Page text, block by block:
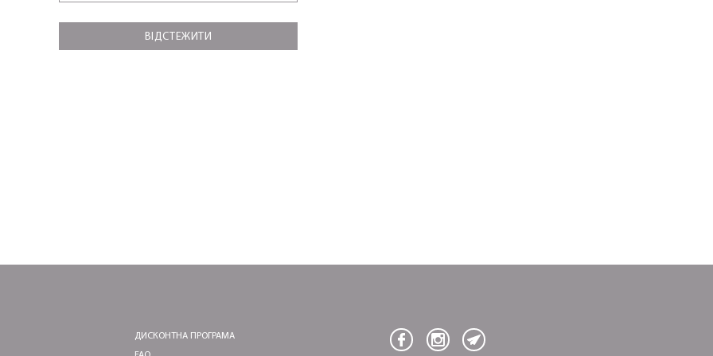
ВІДСТЕЖИТИ
ДИСКОНТНА ПРОГРАМА
ЛАСКАВО ПРОСИМО ДО NOSOVSKI.COM! ПРИЙМІТЬ ВІД
НАС ПРИВІТНИЙ БОНУС - ЗНИЖКУ НА ПЕРШЕ ПОКУПКУ